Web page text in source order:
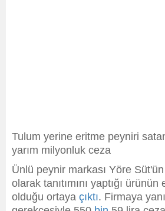
Tulum yerine eritme peyniri
yarım milyonluk ceza
Ünlü peynir markası Yöre
olarak tanıtımını yaptığı
olduğu ortaya çıktı. Firmaya